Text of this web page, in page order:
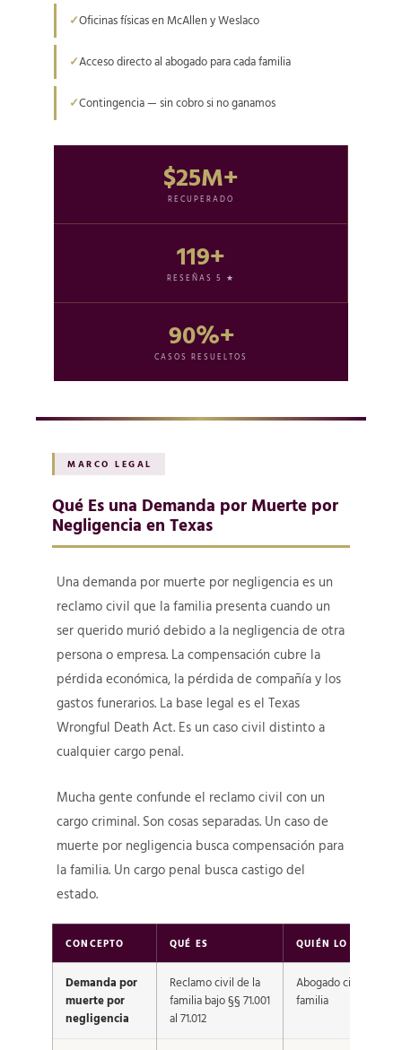
Oficinas físicas en McAllen y Weslaco
Acceso directo al abogado para cada familia
Contingencia — sin cobro si no ganamos
$25M+
RECUPERADO
119+
RESEÑAS 5 ★
90%+
CASOS RESUELTOS
MARCO LEGAL
Qué Es una Demanda por Muerte por
Negligencia en Texas
Una demanda por muerte por negligencia es un
reclamo civil que la familia presenta cuando un
ser querido murió debido a la negligencia de otra
persona o empresa. La compensación cubre la
pérdida económica, la pérdida de compañía y los
gastos funerarios. La base legal es el Texas
Wrongful Death Act. Es un caso civil distinto a
cualquier cargo penal.
Mucha gente confunde el reclamo civil con un
cargo criminal. Son cosas separadas. Un caso de
muerte por negligencia busca compensación para
la familia. Un cargo penal busca castigo del
estado.
CONCEPTO QUÉ ES QUIÉN LO MANEJA
Demanda por
muerte por
negligencia
Reclamo civil de la
familia bajo §§ 71.001
al 71.012
Abogado civil y la
familia